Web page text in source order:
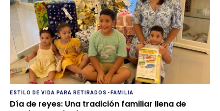
ESTILO DE VIDA PARA RETIRADOS -FAMILIA
Día de reyes: Una tradición familiar llena de